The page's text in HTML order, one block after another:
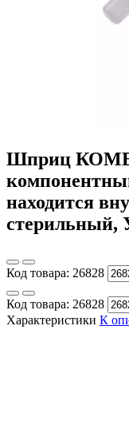
Шприц
находится
стерильный,
Код товара: 26828
Код товара: 26828
Характеристики К